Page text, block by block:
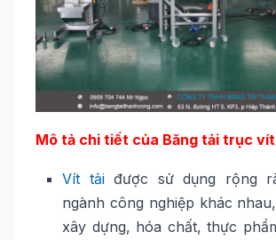
Mô tả chi tiết của Băng tải trục vít
Vít tảiđược sử dụng rộng
ngành công nghiệp khác
xây dựng, hóa chất, thực